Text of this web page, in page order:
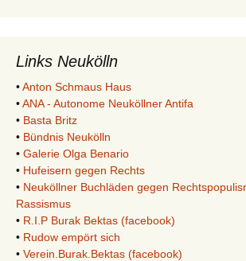
Links Neukölln
•Anton Schmaus Haus
•ANA - Autonome Neuköllner Antifa
• Basta Britz
• Bündnis Neukölln
• Galerie Olga Benario
• Hufeisern gegen Rechts
• Neuköllner Buchläden gegen
Rassismus
• R.I.P Burak Bektas (facebook)
• Rudow empört sich
• Verein.Burak.Bektas (facebook)